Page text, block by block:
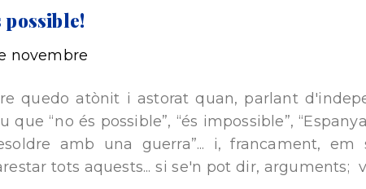
possible!
novembre
quedo atònit i astorat quan, parlant
que “no és possible”, “és impossible”,
amb una guerra”... i, francament,
tots aquests... si se'n pot dir, arguments;